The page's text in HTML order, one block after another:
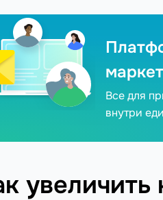
Все для
внутри
увеличить